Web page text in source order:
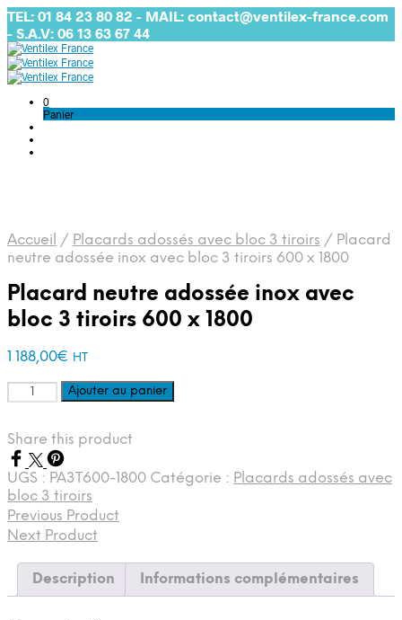
TEL: 01 84 23 80 82 - MAIL: contact@ventilex-france.com
- S.A.V: 06 13 63 67 44
0
Panier
Accueil / Placards adossés avec bloc 3 tiroirs / Placard
neutre adossée inox avec bloc 3 tiroirs 600 x 1800
Placard neutre adossée inox avec
bloc 3 tiroirs 600 x 1800
1 188,00€ HT
quantité
de
neutre
adossée
inox
avec
bloc
3
600
Ajouter au panier
Share this product
UGS : PA3T600-1800 Catégorie : Placards adossés avec
bloc 3 tiroirs
Previous Product
Next Product
Description Informations complémentaires